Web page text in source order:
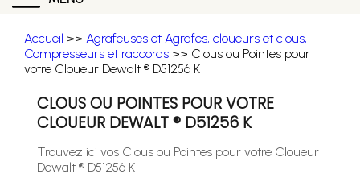
Accueil >> Agrafeuses et Agrafes, cloueurs et clous,
Compresseurs et raccords >> Clous ou Pointes pour
votre Cloueur Dewalt ® D51256 K
CLOUS OU POINTES POUR VOTRE
CLOUEUR DEWALT ® D51256 K
Trouvez ici vos Clous ou Pointes pour votre Cloueur
Dewalt ® D51256 K